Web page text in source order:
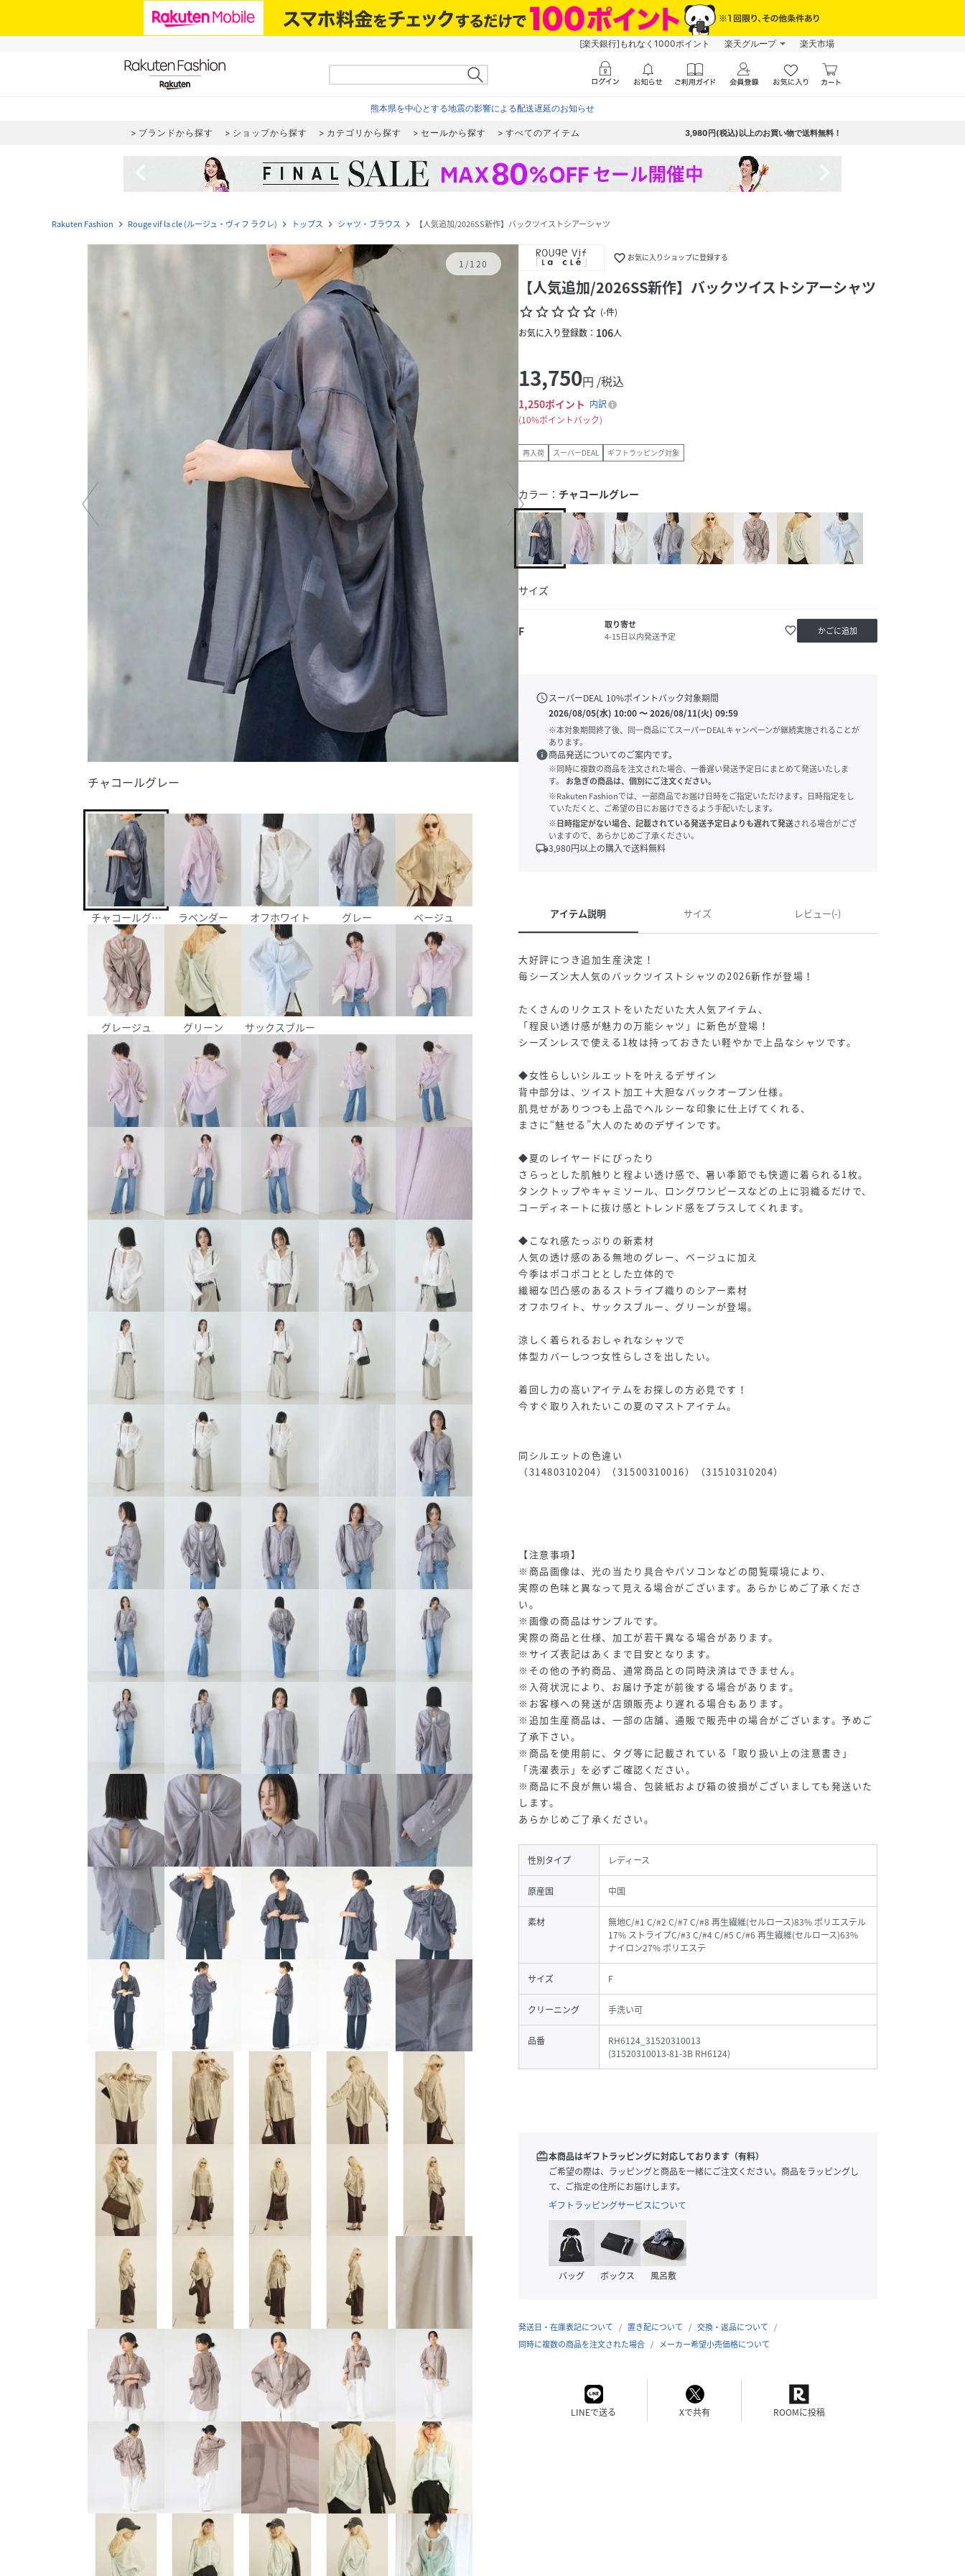
[楽天銀行]もれなく1000ポイント 楽天グループ 楽天市場
熊本県を中心とする地震の影響による配送遅延のお知らせ
ブランドから探す ショップから探す カテゴリから探す セールから探す すべてのアイテム 3,980円(税込)以上のお買い物で送料無料！
Rakuten Fashion navigate_next Rouge vif la cle (ルージュ・ヴィフ ラクレ) navigate_next トップス navigate_next シャツ・ブラウス navigate_next 【人気追加/2026SS新作】バックツイストシアーシャツ
1 /120
チャコールグレー
チャコールグレー ラベンダー オフホワイト グレー ベージュ
グレージュ グリーン サックスブルー
favorite_border お気に入りショップに登録する
【人気追加/2026SS新作】バックツイストシアーシャツ
star_borderstar_borderstar_borderstar_borderstar_border (-件)
お気に入り登録数： 106人
13,750円 /税込
1,250ポイント 内訳
10%ポイントバック
再入荷 スーパーDEAL ギフトラッピング対象
カラー： チャコールグレー
サイズ
F
取り寄せ
4-15日以内発送予定
favorite_border かごに追加
scheduleスーパーDEAL 10%ポイントバック対象期間
2026/08/05(水) 10:00〜2026/08/11(火) 09:59
※本対象期間終了後、同一商品にてスーパーDEALキャンペーンが継続実施されることが
あります。
info商品発送についてのご案内です。
※同時に複数の商品を注文された場合、一番遅い発送予定日にまとめて発送いたしま
す。
お急ぎの商品は、個別にご注文ください。
※Rakuten Fashionでは、一部商品でお届け日時をご指定いただけます。日時指定をし
ていただくと、ご希望の日にお届けできるよう手配いたします。
※日時指定がない場合、記載されている発送予定日よりも遅れて発送される場合がござ
いますので、あらかじめご了承ください。
local_shipping3,980円以上の購入で送料無料
アイテム説明 サイズ レビュー(-)
大好評につき追加生産決定！
毎シーズン大人気のバックツイストシャツの2026新作が登場！
たくさんのリクエストをいただいた大人気アイテム、
「程良い透け感が魅力の万能シャツ」に新色が登場！
シーズンレスで使える1枚は持っておきたい軽やかで上品なシャツです。
◆女性らしいシルエットを叶えるデザイン
背中部分は、ツイスト加工＋大胆なバックオープン仕様。
肌見せがありつつも上品でヘルシーな印象に仕上げてくれる、
まさに“魅せる”大人のためのデザインです。
◆夏のレイヤードにぴったり
さらっとした肌触りと程よい透け感で、暑い季節でも快適に着られる1枚。
タンクトップやキャミソール、ロングワンピースなどの上に羽織るだけで、
コーディネートに抜け感とトレンド感をプラスしてくれます。
◆こなれ感たっぷりの新素材
人気の透け感のある無地のグレー、ベージュに加え
今季はポコポコととした立体的で
繊細な凹凸感のあるストライプ織りのシアー素材
オフホワイト、サックスブルー、グリーンが登場。
涼しく着られるおしゃれなシャツで
体型カバーしつつ女性らしさを出したい。
着回し力の高いアイテムをお探しの方必見です！
今すぐ取り入れたいこの夏のマストアイテム。
同シルエットの色違い
（31480310204）（31500310016）（31510310204）
【注意事項】
※商品画像は、光の当たり具合やパソコンなどの閲覧環境により、
実際の色味と異なって見える場合がございます。あらかじめご了承くださ
い。
※画像の商品はサンプルです。
実際の商品と仕様、加工が若干異なる場合があります。
※サイズ表記はあくまで目安となります。
※その他の予約商品、通常商品との同時決済はできません。
※入荷状況により、お届け予定が前後する場合があります。
※お客様への発送が店頭販売より遅れる場合もあります。
※追加生産商品は、一部の店舗、通販で販売中の場合がございます。予めご
了承下さい。
※商品を使用前に、タグ等に記載されている「取り扱い上の注意書き」
「洗濯表示」を必ずご確認ください。
※商品に不良が無い場合、包装紙および箱の彼損がございましても発送いた
します。
あらかじめご了承ください。
性別タイプ レディース
原産国 中国
素材
無地C/#1 C/#2 C/#7 C/#8 再生繊維(セルロース)83% ポリエステル
17% ストライプC/#3 C/#4 C/#5 C/#6 再生繊維(セルロース)63%
ナイロン27% ポリエステ
サイズ F
クリーニング 手洗い可
品番
RH6124_31520310013
(31520310013-81-3B RH6124)
redeem本商品はギフトラッピングに対応しております（有料）
ご希望の際は、ラッピングと商品を一緒にご注文ください。商品をラッピングし
て、ご指定の住所にお届けします。
ギフトラッピングサービスについて
バッグ ボックス 風呂敷
発送日・在庫表記について 置き配について
交換・返品について
同時に複数の商品を注文された場合
メーカー希望小売価格について
LINEで送る Xで共有 ROOMに投稿